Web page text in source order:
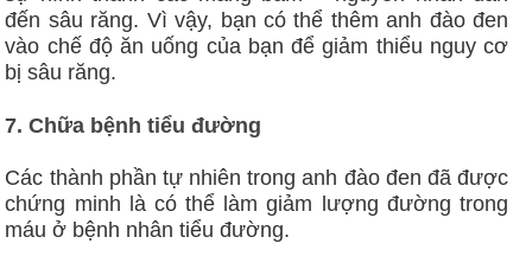
đến sâu răng. Vì vậy, bạn có thể thêm anh đào đen
vào chế độ ăn uống của bạn để giảm thiểu nguy cơ
bị sâu răng.
7. Chữa bệnh tiểu đường
Các thành phần tự nhiên trong anh đào đen đã được
chứng minh là có thể làm giảm lượng đường trong
máu ở bệnh nhân tiểu đường.